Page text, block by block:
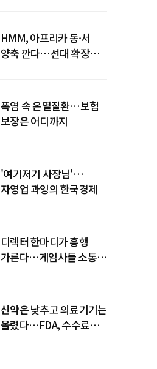
HMM, 아프리카 동·서
양축 깐다…선대 확장
폭염 속 온열질환…보험
보장은 어디까지
'여기저기 사장님'…
자영업 과잉의 한국경제
디렉터 한마디가 흥행
가른다…게임사들 소통
신약은 낮추고 의료기기는
올렸다…FDA, 수수료